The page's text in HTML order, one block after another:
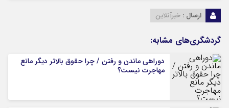
ارسال : خبرآنلاین
گردشگری‌های مشابه:
دوراهی ماندن و رفتن / چرا حقوق بالاتر دیگر مانع
مهاجرت نیست؟